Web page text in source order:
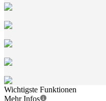
Wichtigste Funktionen
Mehr Infos